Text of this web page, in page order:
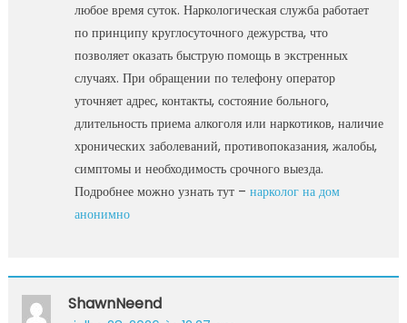
любое время суток. Наркологическая служба работает
по принципу круглосуточного дежурства, что
позволяет оказать быструю помощь в экстренных
случаях. При обращении по телефону оператор
уточняет адрес, контакты, состояние больного,
длительность приема алкоголя или наркотиков, наличие
хронических заболеваний, противопоказания, жалобы,
симптомы и необходимость срочного выезда.
Подробнее можно узнать тут – нарколог на дом
анонимно
ShawnNeend